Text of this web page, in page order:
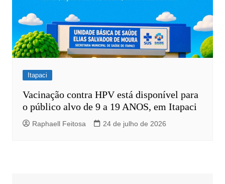
Itapaci
Vacinação contra HPV está disponível para
o público alvo de 9 a 19 ANOS, em Itapaci
Raphaell Feitosa 24 de julho de 2026